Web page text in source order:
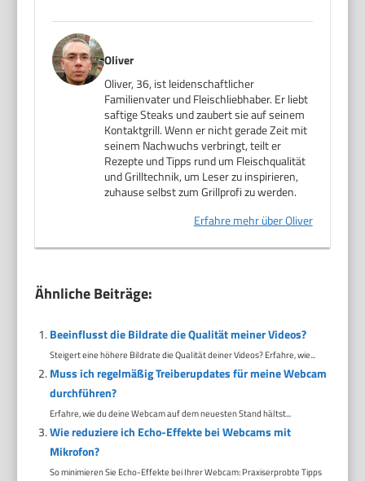
Oliver
Oliver, 36, ist leidenschaftlicher
Familienvater und Fleischliebhaber. Er liebt
saftige Steaks und zaubert sie auf seinem
Kontaktgrill. Wenn er nicht gerade Zeit mit
seinem Nachwuchs verbringt, teilt er
Rezepte und Tipps rund um Fleischqualität
und Grilltechnik, um Leser zu inspirieren,
zuhause selbst zum Grillprofi zu werden.
Erfahre mehr über Oliver
Ähnliche Beiträge:
Beeinflusst die Bildrate die Qualität meiner Videos?
Steigert eine höhere Bildrate die Qualität deiner Videos? Erfahre, wie...
Muss ich regelmäßig Treiberupdates für meine Webcam
durchführen?
Erfahre, wie du deine Webcam auf dem neuesten Stand hältst...
Wie reduziere ich Echo-Effekte bei Webcams mit
Mikrofon?
So minimieren Sie Echo-Effekte bei Ihrer Webcam: Praxiserprobte Tipps